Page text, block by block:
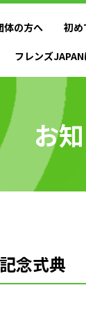
フレンズ
体の方へ 初め
お
念式典